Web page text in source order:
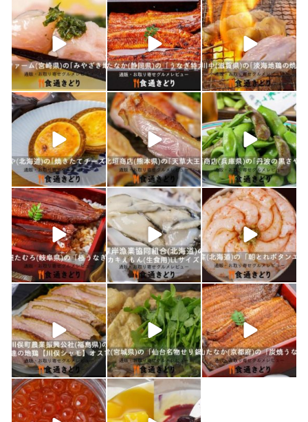
shokutuu_kidori
1月 21
shokutuu_kidori
1月 19
shokutuu_kidori
1月 18
shokutuu_kidori
1月 17
shokutuu_kidori
1月 16
shokutuu_kidori
1月 15
shokutuu_kidori
1月 10
shokutuu_kidori
1月 9
shokutuu_kidori
1月 8
shokutuu_kidori
1月 7
shokutuu_kidori
1月 5
shokutuu_kidori
12月 30
shokutuu_kidori shokutuu_kidori